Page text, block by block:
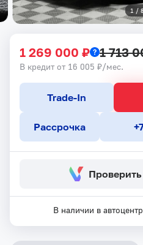
1 / 8
1 269 000 ₽ 1 713
В кредит от 16 005 ₽/мес.
Trade-In
Рассрочка
В наличии в